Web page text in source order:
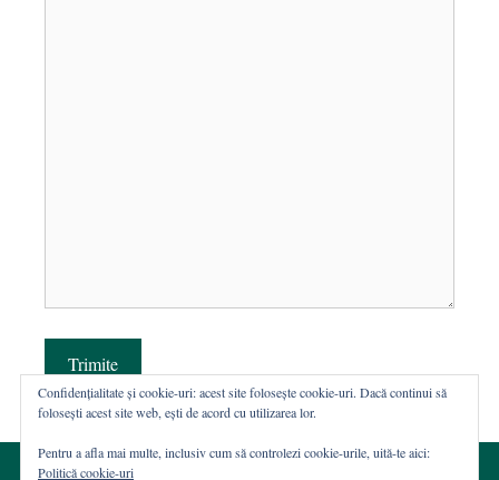
Trimite
Confidențialitate și cookie-uri: acest site folosește cookie-uri. Dacă continui să
folosești acest site web, ești de acord cu utilizarea lor.
Pentru a afla mai multe, inclusiv cum să controlezi cookie-urile, uită-te aici:
Politică cookie-uri